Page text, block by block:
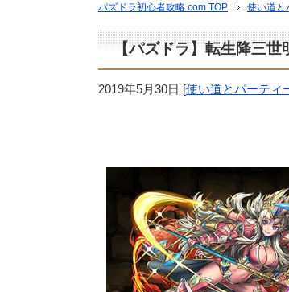
パズドラ初心者攻略.com TOP 使い道と
【パズドラ】転生降三
2019年5月30日 [使い道とパーティ